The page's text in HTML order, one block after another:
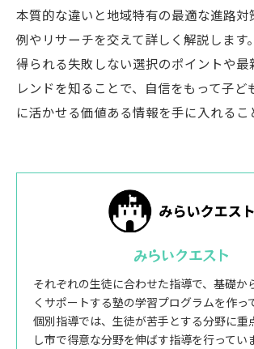
本質的な違いと地域特有の最適な進路対
例やリサーチを交えて詳しく解説します
得られる失敗しない選択のポイントや最
レンドを知ることで、自信をもって子ど
に活かせる価値ある情報を手に入れるこ
みらいクエスト
それぞれの生徒に合わせた指導で、基礎か
くサポートする塾の学習プログラムを作っ
個別指導では、生徒が苦手とする分野に重
し市で得意な分野を伸ばす指導を行ってい